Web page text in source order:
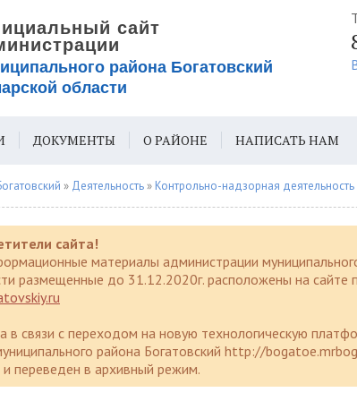
ДОКУМЕНТЫ О РАЙОНЕ НАПИСАТЬ НАМ
ДЛЯ СЛАБОВИДЯЩИХ
» Деятельность » Контрольно-надзорная деятельность
сайта!
материалы администрации
размещенные до 31.12.2020г. расположены на сайте
в связи с переходом на новую технологическую
района Богатовский http://
переведен в архивный режим.